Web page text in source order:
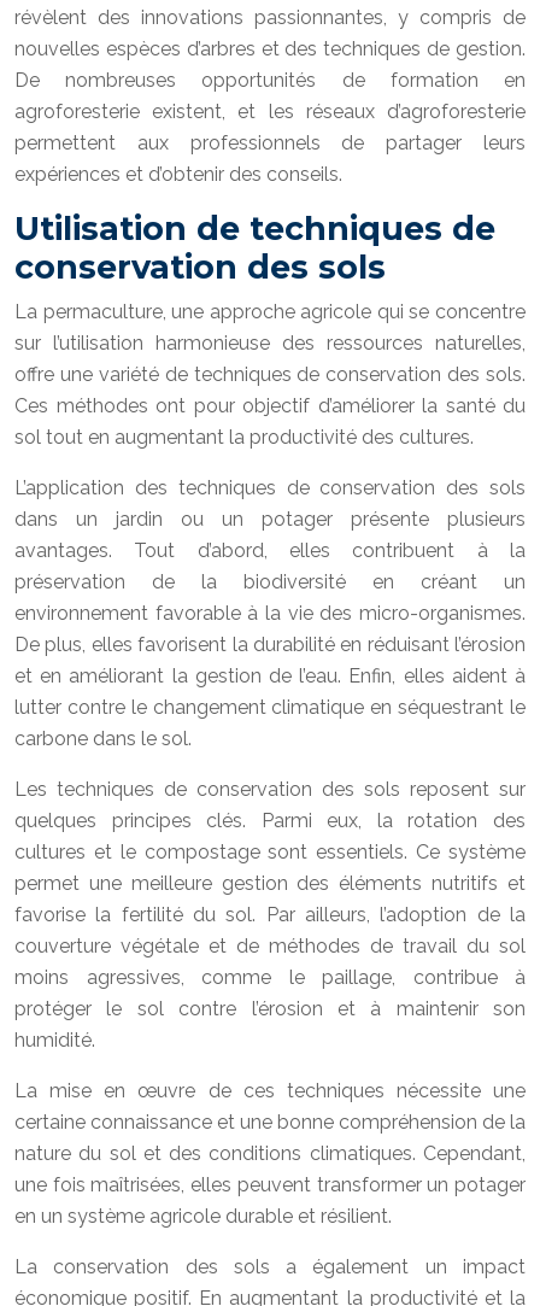
révèlent des innovations passionnantes, y compris de
nouvelles espèces d’arbres et des techniques de gestion.
De nombreuses opportunités de formation en
agroforesterie existent, et les réseaux d’agroforesterie
permettent aux professionnels de partager leurs
expériences et d’obtenir des conseils.
Utilisation de techniques de
conservation des sols
La permaculture, une approche agricole qui se concentre
sur l’utilisation harmonieuse des ressources naturelles,
offre une variété de techniques de conservation des sols.
Ces méthodes ont pour objectif d’améliorer la santé du
sol tout en augmentant la productivité des cultures.
L’application des techniques de conservation des sols
dans un jardin ou un potager présente plusieurs
avantages. Tout d’abord, elles contribuent à la
préservation de la biodiversité en créant un
environnement favorable à la vie des micro-organismes.
De plus, elles favorisent la durabilité en réduisant l’érosion
et en améliorant la gestion de l’eau. Enfin, elles aident à
lutter contre le changement climatique en séquestrant le
carbone dans le sol.
Les techniques de conservation des sols reposent sur
quelques principes clés. Parmi eux, la rotation des
cultures et le compostage sont essentiels. Ce système
permet une meilleure gestion des éléments nutritifs et
favorise la fertilité du sol. Par ailleurs, l’adoption de la
couverture végétale et de méthodes de travail du sol
moins agressives, comme le paillage, contribue à
protéger le sol contre l’érosion et à maintenir son
humidité.
La mise en œuvre de ces techniques nécessite une
certaine connaissance et une bonne compréhension de la
nature du sol et des conditions climatiques. Cependant,
une fois maîtrisées, elles peuvent transformer un potager
en un système agricole durable et résilient.
La conservation des sols a également un impact
économique positif. En augmentant la productivité et la